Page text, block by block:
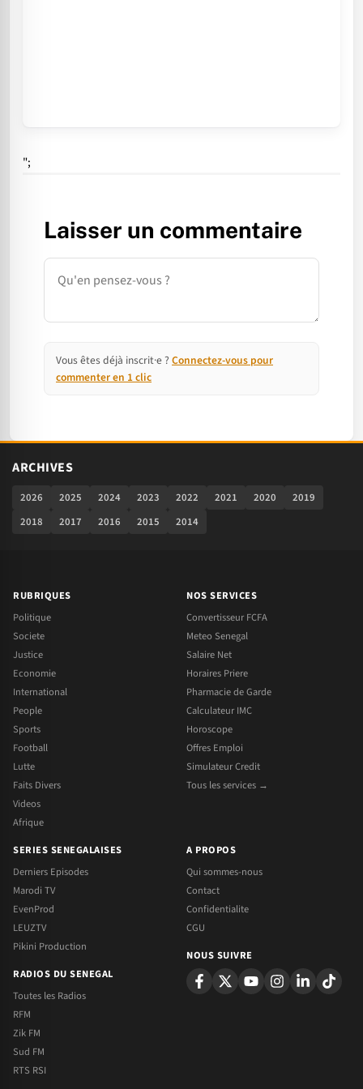
";
Laisser un commentaire
Commentaire
Vous êtes déjà inscrit·e ? Connectez-vous pour
commenter en 1 clic
ARCHIVES
2026 2025 2024 2023 2022 2021 2020
2019
2018
2017 2016 2015 2014
RUBRIQUES
Politique
Societe
Justice
Economie
International
People
Sports
Football
Lutte
Faits Divers
Videos
Afrique
NOS SERVICES
Convertisseur FCFA
Meteo Senegal
Salaire Net
Horaires Priere
Pharmacie de Garde
Calculateur IMC
Horoscope
Offres Emploi
Simulateur Credit
Tous les services →
SERIES SENEGALAISES
Derniers Episodes
Marodi TV
EvenProd
LEUZTV
Pikini Production
RADIOS DU SENEGAL
Toutes les Radios
RFM
Zik FM
Sud FM
RTS RSI
A PROPOS
Qui sommes-nous
Contact
Confidentialite
CGU
NOUS SUIVRE